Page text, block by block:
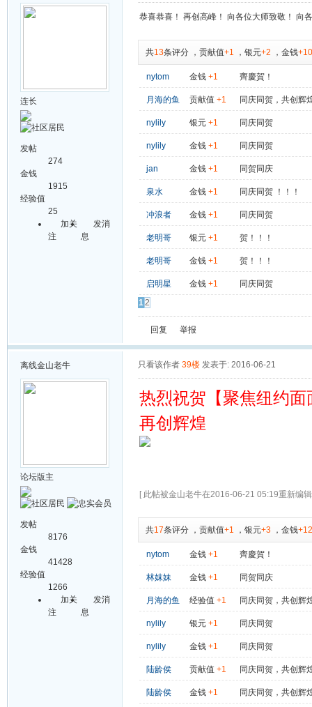
连长
发帖
274
金钱
1915
经验值
25
加关
注
发消
息
恭喜恭喜！ 再创高峰！ 向各位大师致敬！ 向
共13条评分 ， 贡献值+1 ， 银元+2 ， 金钱+10
nytom 金钱 +1 齊慶賀！
月海的鱼 贡献值 +1 同庆同贺，共创辉
nylily 银元 +1 同庆同贺
nylily 金钱 +1 同庆同贺
jan 金钱 +1 同贺同庆
泉水 金钱 +1 同庆同贺 ！！！
冲浪者 金钱 +1 同庆同贺
老明哥 银元 +1 贺！！！
老明哥 金钱 +1 贺！！！
启明星 金钱 +1
同庆同贺
12
回复 举报
离线金山老牛
论坛版主
发帖
8176
金钱
41428
经验值
1266
加关
注
发消
息
只看该作者 39楼 发表于: 2016-06-21
热烈祝贺【聚焦纽约
再创辉煌
[ 此帖被金山老牛在2016-06-21 05:19重新编
共17条评分 ， 贡献值+1 ， 银元+3 ， 金钱+12
nytom 金钱 +1 齊慶賀！
林妺妹 金钱 +1 同贺同庆
月海的鱼 经验值 +1 同庆同贺，共创辉
nylily 银元 +1 同庆同贺
nylily 金钱 +1 同庆同贺
陆龄侯 贡献值 +1 同庆同贺，共创辉
陆龄侯 金钱 +1 同庆同贺，共创辉